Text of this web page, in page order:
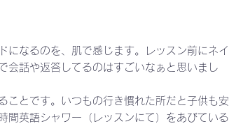
になるのを、肌で感じます。レッスン前にネイ
会話や返答してるのはすごいなぁと思いまし
ことです。いつもの行き慣れた所だと子供も安
間英語シャワー（レッスンにて）をあびている